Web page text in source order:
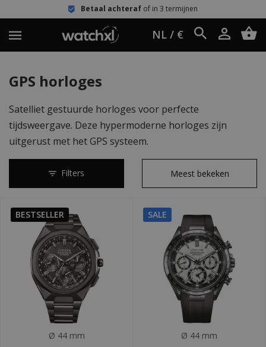
Betaal achterafof in 3 termijnen
NL / €
GPS horloges
Satelliet gestuurde horloges voor perfecte
tijdsweergave. Deze hypermoderne horloges zijn
uitgerust met het GPS systeem.
Filters
BESTSELLER
Ø 44 mm
SALE
Ø 44 mm